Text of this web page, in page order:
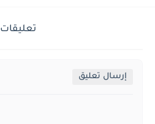
تعليقات
إرسال تعليق